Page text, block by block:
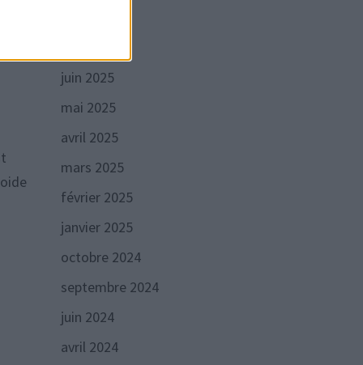
juin 2025
mai 2025
avril 2025
mars 2025
février 2025
janvier 2025
octobre 2024
septembre 2024
juin 2024
avril 2024